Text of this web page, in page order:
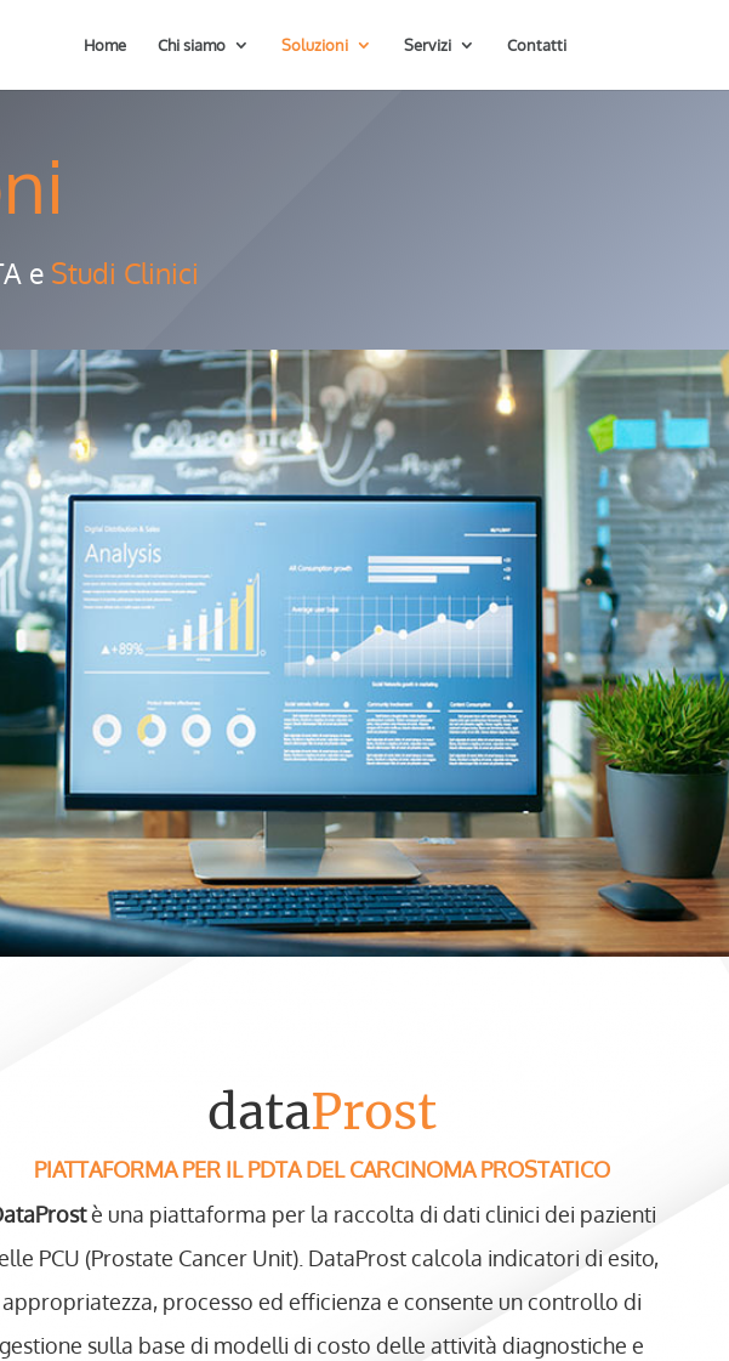
Home Chi siamo Soluzioni Servizi Contatti
e Studi Clinici
dataProst
PIATTAFORMA PER IL PDTA DEL CARCINOMA PROSTATICO
è una piattaforma per la raccolta di dati clinici dei pazienti
PCU (Prostate Cancer Unit). DataProst calcola indicatori di esito,
appropriatezza, processo ed efficienza e consente un controllo di
gestione sulla base di modelli di costo delle attività diagnostiche e